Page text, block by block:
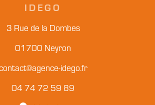
IDEGO
3 Rue de la Dombes
01700 Neyron
idego.fr
04 74 72 59 89